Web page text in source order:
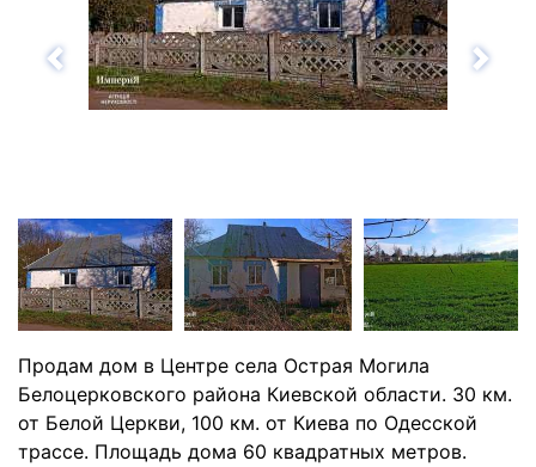
Назад
Продам дом в Центре села Острая Могила
Белоцерковского района Киевской области. 30 км.
от Белой Церкви, 100 км. от Киева по Одесской
трассе. Площадь дома 60 квадратных метров.